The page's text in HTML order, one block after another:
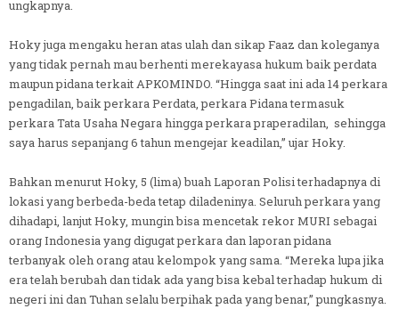
ungkapnya.
Hoky juga mengaku heran atas ulah dan sikap Faaz dan koleganya
yang tidak pernah mau berhenti merekayasa hukum baik perdata
maupun pidana terkait APKOMINDO. “Hingga saat ini ada 14 perkara
pengadilan, baik perkara Perdata, perkara Pidana termasuk
perkara Tata Usaha Negara hingga perkara praperadilan, sehingga
saya harus sepanjang 6 tahun mengejar keadilan,” ujar Hoky.
Bahkan menurut Hoky, 5 (lima) buah Laporan Polisi terhadapnya di
lokasi yang berbeda-beda tetap diladeninya. Seluruh perkara yang
dihadapi, lanjut Hoky, mungin bisa mencetak rekor MURI sebagai
orang Indonesia yang digugat perkara dan laporan pidana
terbanyak oleh orang atau kelompok yang sama. “Mereka lupa jika
era telah berubah dan tidak ada yang bisa kebal terhadap hukum di
negeri ini dan Tuhan selalu berpihak pada yang benar,” pungkasnya.